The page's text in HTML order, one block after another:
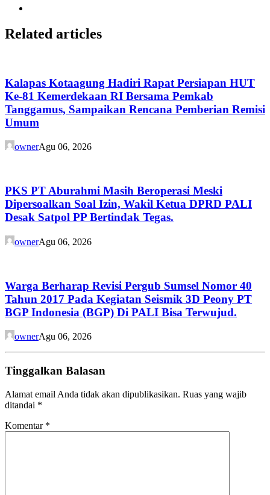
Related articles
Kalapas Kotaagung Hadiri Rapat Persiapan HUT
Ke-81 Kemerdekaan RI Bersama Pemkab
Tanggamus, Sampaikan Rencana Pemberian Remisi
Umum
ownerAgu 06, 2026
PKS PT Aburahmi Masih Beroperasi Meski
Dipersoalkan Soal Izin, Wakil Ketua DPRD PALI
Desak Satpol PP Bertindak Tegas.
ownerAgu 06, 2026
Warga Berharap Revisi Pergub Sumsel Nomor 40
Tahun 2017 Pada Kegiatan Seismik 3D Peony PT
BGP Indonesia (BGP) Di PALI Bisa Terwujud.
ownerAgu 06, 2026
Tinggalkan Balasan
Alamat email Anda tidak akan dipublikasikan. Ruas yang wajib
ditandai *
Komentar *